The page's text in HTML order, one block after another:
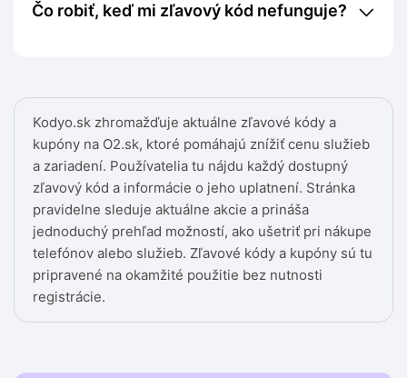
Kodyo.sk zhromažďuje aktuálne zľavové kódy a
kupóny na O2.sk, ktoré pomáhajú znížiť cenu služieb
a zariadení. Používatelia tu nájdu každý dostupný
zľavový kód a informácie o jeho uplatnení. Stránka
pravidelne sleduje aktuálne akcie a prináša
jednoduchý prehľad možností, ako ušetriť pri nákupe
telefónov alebo služieb. Zľavové kódy a kupóny sú tu
pripravené na okamžité použitie bez nutnosti
registrácie.
Čo robiť, keď mi zľavový kód nefunguje?